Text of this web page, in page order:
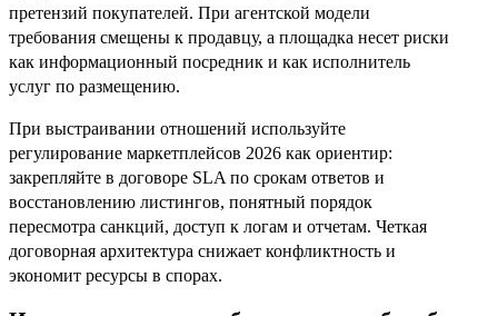
претензий покупателей. При агентской модели
требования смещены к продавцу, а площадка несет риски
как информационный посредник и как исполнитель
услуг по размещению.
При выстраивании отношений используйте
регулирование маркетплейсов 2026 как ориентир:
закрепляйте в договоре SLA по срокам ответов и
восстановлению листингов, понятный порядок
пересмотра санкций, доступ к логам и отчетам. Четкая
договорная архитектура снижает конфликтность и
экономит ресурсы в спорах.